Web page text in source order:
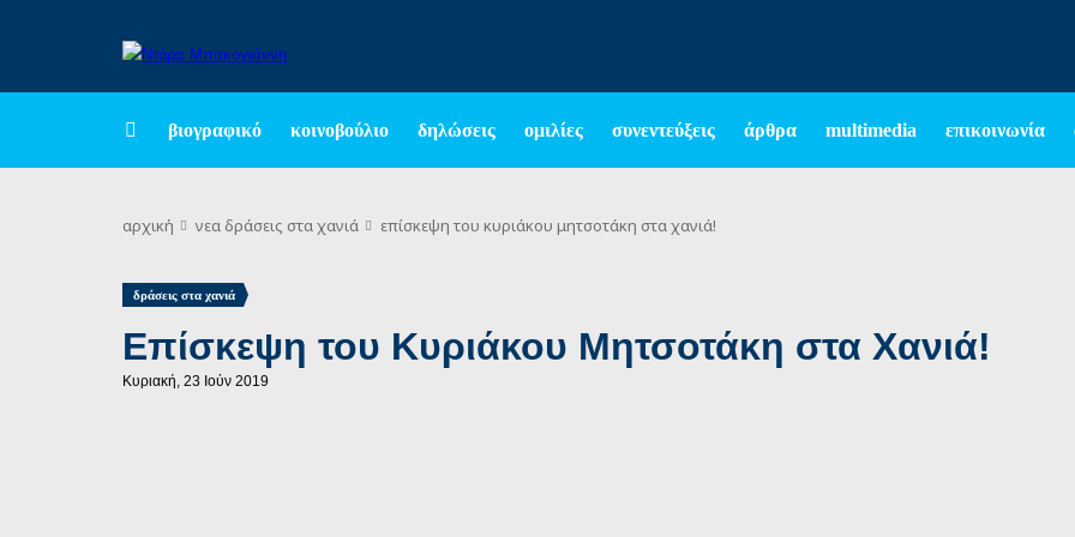
βιογραφικό κοινοβούλιο δηλώσεις ομιλίες συνεντεύξεις άρθρα multimedia επικοινωνία
αρχική νεα δράσεις στα χανιά επίσκεψη του κυριάκου μητσοτάκη στα χανιά!
δράσεις στα χανιά
Επίσκεψη του Κυριάκου Μητσοτάκη στα Χανιά!
Κυριακή, 23 Ιούν 2019